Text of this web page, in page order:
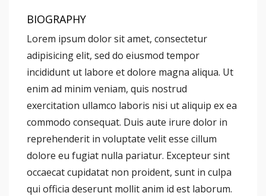
BIOGRAPHY
Lorem ipsum dolor sit amet, consectetur
adipisicing elit, sed do eiusmod tempor
incididunt ut labore et dolore magna aliqua. Ut
enim ad minim veniam, quis nostrud
exercitation ullamco laboris nisi ut aliquip ex ea
commodo consequat. Duis aute irure dolor in
reprehenderit in voluptate velit esse cillum
dolore eu fugiat nulla pariatur. Excepteur sint
occaecat cupidatat non proident, sunt in culpa
qui officia deserunt mollit anim id est laborum.